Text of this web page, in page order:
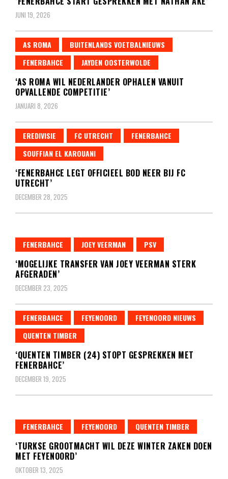
JUNI 19, 2026
AS ROMA
BUITENLANDS VOETBALNIEUWS
FENERBAHCE
JAYDEN OOSTERWOLDE
‘AS ROMA WIL NEDERLANDER OPHALEN VANUIT
OPVALLENDE COMPETITIE’
JANUARI 8, 2026
EREDIVISIE FC UTRECHT
FENERBAHCE
SOUFFIAN EL KAROUANI
‘FENERBAHCE LEGT OFFICIEEL BOD NEER BIJ FC
UTRECHT’
DECEMBER 28, 2025
FENERBAHCE JOEY VEERMAN PSV
‘MOGELIJKE TRANSFER VAN JOEY VEERMAN STERK
AFGERADEN’
DECEMBER 23, 2025
FENERBAHCE FEYENOORD
FEYENOORD NIEUWS
QUENTEN TIMBER
‘QUENTEN TIMBER (24) STOPT GESPREKKEN MET
FENERBAHCE’
DECEMBER 19, 2025
FENERBAHCE FEYENOORD QUENTEN TIMBER
‘TURKSE GROOTMACHT WIL DEZE WINTER ZAKEN DOEN
MET FEYENOORD’
OKTOBER 13, 2025